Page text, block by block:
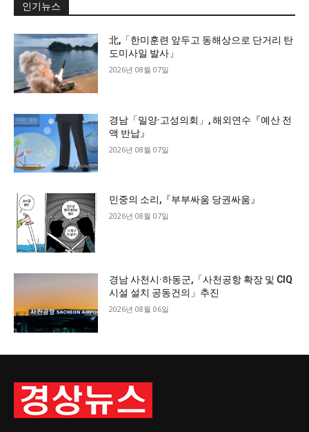
인기뉴스
北,「한미훈련 앞두고 동해상으로 단거리 탄
도미사일 발사」
2026년 08월 07일
경남「밀양·고성의회」, 해외연수『예산 전
액 반납』
2026년 08월 07일
민중의 소리,『부부싸움 당권싸움』
2026년 08월 07일
경남 사천시·하동군,「사천공항 확장 및 CIQ
시설 설치 공동건의」추진
2026년 08월 06일